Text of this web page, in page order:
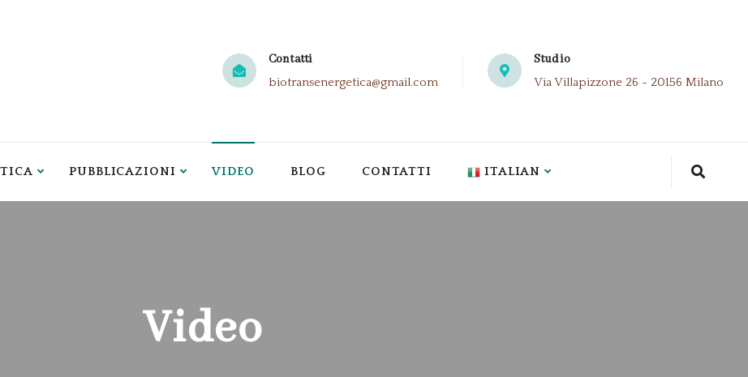
Contatti
biotransenergetica@gmail.com
Studio
Via Villapizzone 26 - 20156 Milano
PUBBLICAZIONI VIDEO BLOG CONTATTI ITALIAN
Video